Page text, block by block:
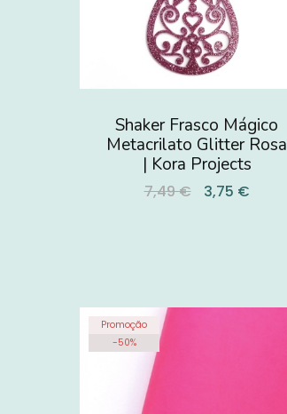
Shaker Frasco Mágico
Metacrilato Glitter Rosa
| Kora Projects
7,49 € 3,75 €
Promoção
-50%